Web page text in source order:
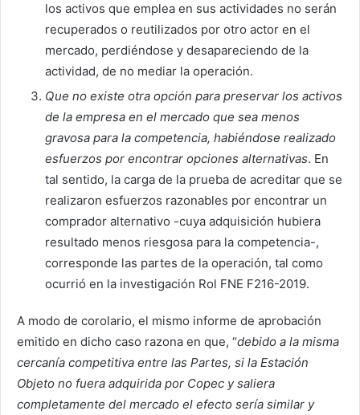
los activos que emplea en sus actividades no serán
recuperados o reutilizados por otro actor en el
mercado, perdiéndose y desapareciendo de la
actividad, de no mediar la operación.
Que no existe otra opción para preservar los activos
de la empresa en el mercado que sea menos
gravosa para la competencia, habiéndose realizado
esfuerzos por encontrar opciones alternativas. En
tal sentido, la carga de la prueba de acreditar que se
realizaron esfuerzos razonables por encontrar un
comprador alternativo -cuya adquisición hubiera
resultado menos riesgosa para la competencia-,
corresponde las partes de la operación, tal como
ocurrió en la investigación Rol FNE F216-2019.
A modo de corolario, el mismo informe de aprobación
emitido en dicho caso razona en que, “debido a la misma
cercanía competitiva entre las Partes, si la Estación
Objeto no fuera adquirida por Copec y saliera
completamente del mercado el efecto sería similar y